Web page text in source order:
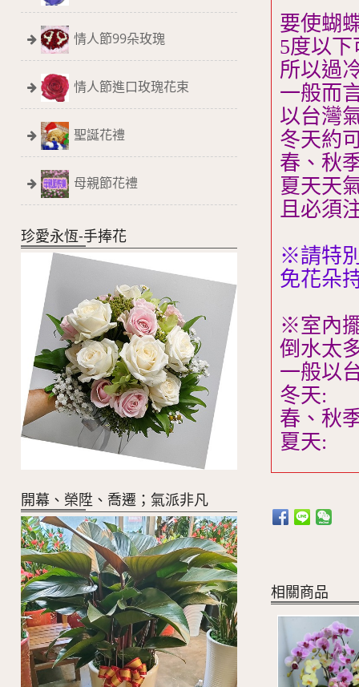
情人節99朵玫瑰
情人節進口玫瑰花束
聖誕花禮
母親節花禮
珍愛永恆-手捧花
開幕、榮陞、喬遷；氣派非凡
要使蝴
5度以
所以過
一般而
以台灣
冬天約
春、秋
夏天天
且必須
※請特
免花朵
※室內
倒水太
一般以
冬天:
春、秋
夏天:
相關商品